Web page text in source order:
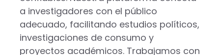
a investigadores con el público
adecuado, facilitando estudios políticos,
investigaciones de consumo y
proyectos académicos. Trabajamos con